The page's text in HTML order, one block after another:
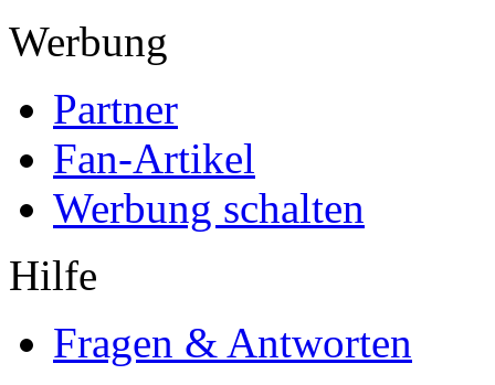
Werbung
Partner
Fan-Artikel
Werbung schalten
Hilfe
Fragen & Antworten